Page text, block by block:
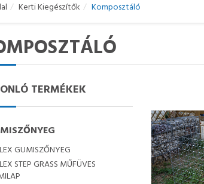
Kerti Kiegészítők Komposztáló
TERMÉKEK
GUMISZŐNYEG
STEP GRASS MŰFÜVES